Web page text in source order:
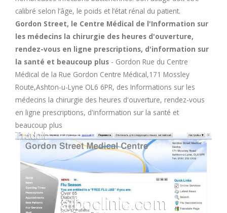
J
K
O
Q
calibré selon l’âge, le poids et l’état rénal du patient.
Gordon Street, le Centre Médical de l'Information sur
les médecins la chirurgie des heures d'ouverture,
rendez-vous en ligne prescriptions, d'information sur
la santé et beaucoup plus - Gordon Rue du Centre
Médical de la Rue Gordon Centre Médical,171 Mossley
Route,Ashton-u-Lyne OL6 6PR, des Informations sur les
médecins la chirurgie des heures d'ouverture, rendez-vous
en ligne prescriptions, d'information sur la santé et
beaucoup plus